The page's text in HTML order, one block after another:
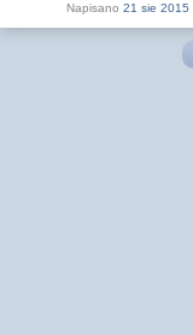
Napisano 21 sie 2015